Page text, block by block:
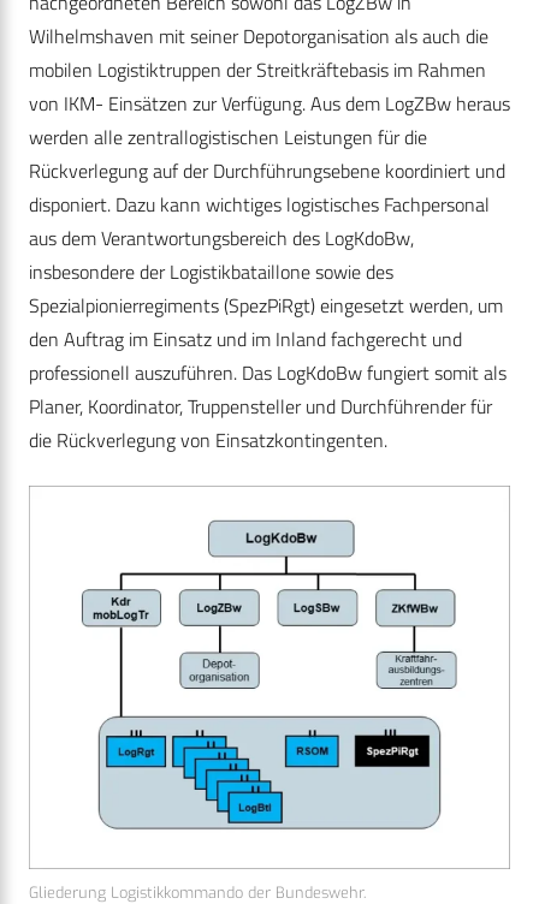
Wilhelmshaven mit seiner Depotorganisation als auch die
mobilen Logistiktruppen der Streitkräftebasis im Rahmen
von IKM- Einsätzen zur Verfügung. Aus dem LogZBw heraus
werden alle zentrallogistischen Leistungen für die
Rückverlegung auf der Durchführungsebene koordiniert und
disponiert. Dazu kann wichtiges logistisches Fachpersonal
aus dem Verantwortungsbereich des LogKdoBw,
insbesondere der Logistikbataillone sowie des
Spezialpionierregiments (SpezPiRgt) eingesetzt werden, um
den Auftrag im Einsatz und im Inland fachgerecht und
professionell auszuführen. Das LogKdoBw fungiert somit als
Planer, Koordinator, Truppensteller und Durchführender für
die Rückverlegung von Einsatzkontingenten.
Gliederung Logistikkommando der Bundeswehr.